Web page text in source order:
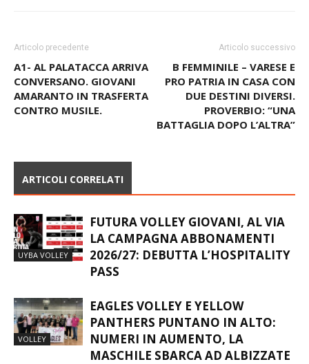
Articolo precedente
A1- AL PALATACCA ARRIVA
CONVERSANO. GIOVANI
AMARANTO IN TRASFERTA
CONTRO MUSILE.
Articolo successivo
B FEMMINILE – VARESE E
PRO PATRIA IN CASA CON
DUE DESTINI DIVERSI.
PROVERBIO: “UNA
BATTAGLIA DOPO L’ALTRA”
ARTICOLI CORRELATI
UYBA VOLLEY
FUTURA VOLLEY GIOVANI, AL VIA
LA CAMPAGNA ABBONAMENTI
2026/27: DEBUTTA L’HOSPITALITY
PASS
VOLLEY
EAGLES VOLLEY E YELLOW
PANTHERS PUNTANO IN ALTO:
NUMERI IN AUMENTO, LA
MASCHILE SBARCA AD ALBIZZATE